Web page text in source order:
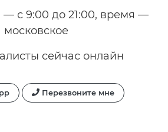
— с 9:00 до 21:00, время —
московское
сейчас онлайн
Перезвоните мне